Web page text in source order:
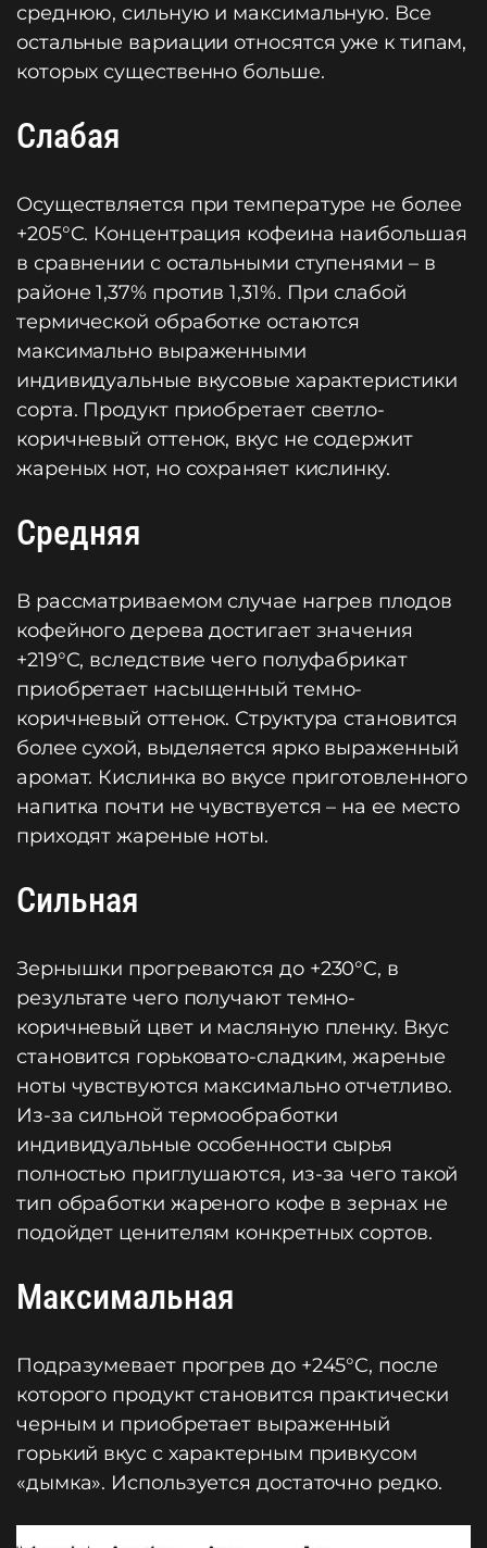
среднюю, сильную и максимальную. Все
остальные вариации относятся уже к типам,
которых существенно больше.
Слабая
Осуществляется при температуре не более
+205°C. Концентрация кофеина наибольшая
в сравнении с остальными ступенями – в
районе 1,37% против 1,31%. При слабой
термической обработке остаются
максимально выраженными
индивидуальные вкусовые характеристики
сорта. Продукт приобретает светло-
коричневый оттенок, вкус не содержит
жареных нот, но сохраняет кислинку.
Средняя
В рассматриваемом случае нагрев плодов
кофейного дерева достигает значения
+219°C, вследствие чего полуфабрикат
приобретает насыщенный темно-
коричневый оттенок. Структура становится
более сухой, выделяется ярко выраженный
аромат. Кислинка во вкусе приготовленного
напитка почти не чувствуется – на ее место
приходят жареные ноты.
Сильная
Зернышки прогреваются до +230°C, в
результате чего получают темно-
коричневый цвет и масляную пленку. Вкус
становится горьковато-сладким, жареные
ноты чувствуются максимально отчетливо.
Из-за сильной термообработки
индивидуальные особенности сырья
полностью приглушаются, из-за чего такой
тип обработки жареного кофе в зернах не
подойдет ценителям конкретных сортов.
Максимальная
Подразумевает прогрев до +245°C, после
которого продукт становится практически
черным и приобретает выраженный
горький вкус с характерным привкусом
«дымка». Используется достаточно редко.